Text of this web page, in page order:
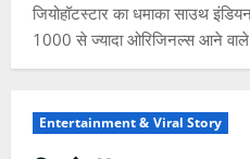
जियोहॉटस्टार का धमाका साउथ
1000 से ज्यादा ओरिजिनल्स आने
Entertainment & Viral Story